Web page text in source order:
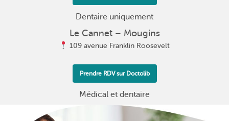
Dentaire uniquement
Le Cannet – Mougins
109 avenue Franklin Roosevelt
Prendre RDV sur Doctolib
Médical et dentaire